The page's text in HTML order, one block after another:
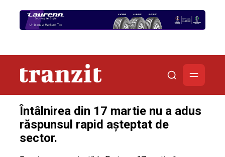
Întâlnirea din 17 martie nu a adus
răspunsul rapid așteptat de
sector.